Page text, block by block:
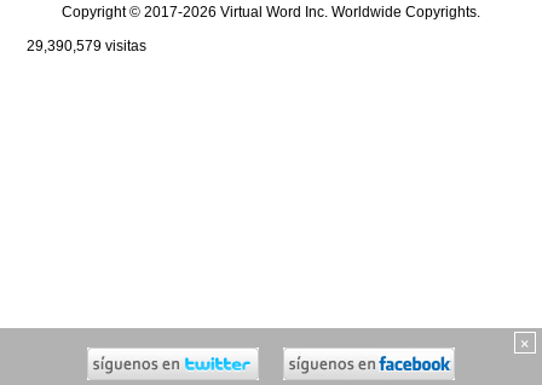
×
Copyright © 2017-2026 Virtual Word Inc. Worldwide Copyrights.
29,390,579 visitas